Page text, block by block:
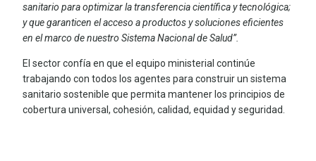
sanitario para optimizar la transferencia científica y tecnológica;
y que garanticen el acceso a productos y soluciones eficientes
en el marco de nuestro Sistema Nacional de Salud”.
El sector confía en que el equipo ministerial continúe
trabajando con todos los agentes para construir un sistema
sanitario sostenible que permita mantener los principios de
cobertura universal, cohesión, calidad, equidad y seguridad.